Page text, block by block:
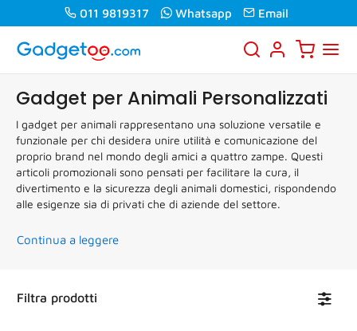
011 9819317 Whatsapp Email
Gadget per Animali Personalizzati
I gadget per animali rappresentano una soluzione versatile e
funzionale per chi desidera unire utilità e comunicazione del
proprio brand nel mondo degli amici a quattro zampe. Questi
articoli promozionali sono pensati per facilitare la cura, il
divertimento e la sicurezza degli animali domestici, rispondendo
alle esigenze sia di privati che di aziende del settore.
Continua a leggere
Filtra prodotti